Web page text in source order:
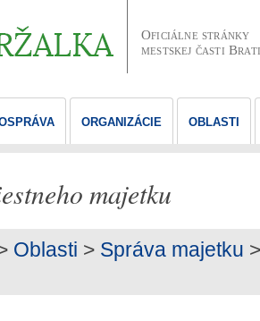
Oficiálne stránky
mestskej časti
ORGANIZÁCIE OBLASTI
majetku
Oblasti > Správa majetku